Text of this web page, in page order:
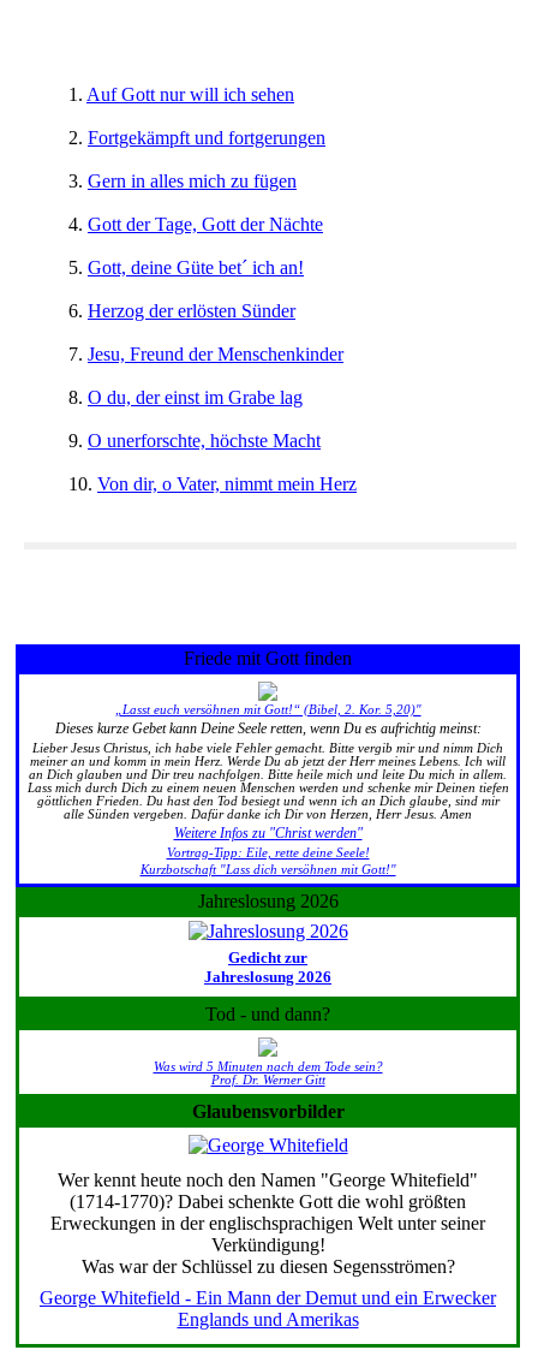
1. Auf Gott nur will ich sehen
2. Fortgekämpft und fortgerungen
3. Gern in alles mich zu fügen
4. Gott der Tage, Gott der Nächte
5. Gott, deine Güte bet´ ich an!
6. Herzog der erlösten Sünder
7. Jesu, Freund der Menschenkinder
8. O du, der einst im Grabe lag
9. O unerforschte, höchste Macht
10. Von dir, o Vater, nimmt mein Herz
Friede mit Gott finden
„Lasst euch versöhnen mit Gott!“ (Bibel, 2. Kor. 5,20)"
Dieses kurze Gebet kann Deine Seele retten, wenn Du es aufrichtig meinst:
Lieber Jesus Christus, ich habe viele Fehler gemacht. Bitte vergib mir und nimm Dich
meiner an und komm in mein Herz. Werde Du ab jetzt der Herr meines Lebens. Ich will
an Dich glauben und Dir treu nachfolgen. Bitte heile mich und leite Du mich in allem.
Lass mich durch Dich zu einem neuen Menschen werden und schenke mir Deinen tiefen
göttlichen Frieden. Du hast den Tod besiegt und wenn ich an Dich glaube, sind mir
alle Sünden vergeben. Dafür danke ich Dir von Herzen, Herr Jesus. Amen
Weitere Infos zu "Christ werden"
Vortrag-Tipp: Eile, rette deine Seele!
Kurzbotschaft "Lass dich versöhnen mit Gott!"
Jahreslosung 2026
Gedicht zur
Jahreslosung 2026
Tod - und dann?
Was wird 5 Minuten nach dem Tode sein?
Prof. Dr. Werner Gitt
Glaubensvorbilder
Wer kennt heute noch den Namen "George Whitefield"
(1714-1770)? Dabei schenkte Gott die wohl größten
Erweckungen in der englischsprachigen Welt unter seiner
Verkündigung!
Was war der Schlüssel zu diesen Segensströmen?
George Whitefield - Ein Mann der Demut und ein Erwecker
Englands und Amerikas